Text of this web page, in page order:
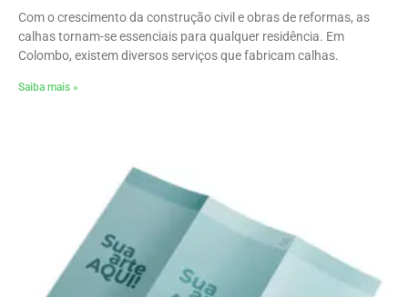
Com o crescimento da construção civil e obras de reformas, as
calhas tornam-se essenciais para qualquer residência. Em
Colombo, existem diversos serviços que fabricam calhas.
Saiba mais »